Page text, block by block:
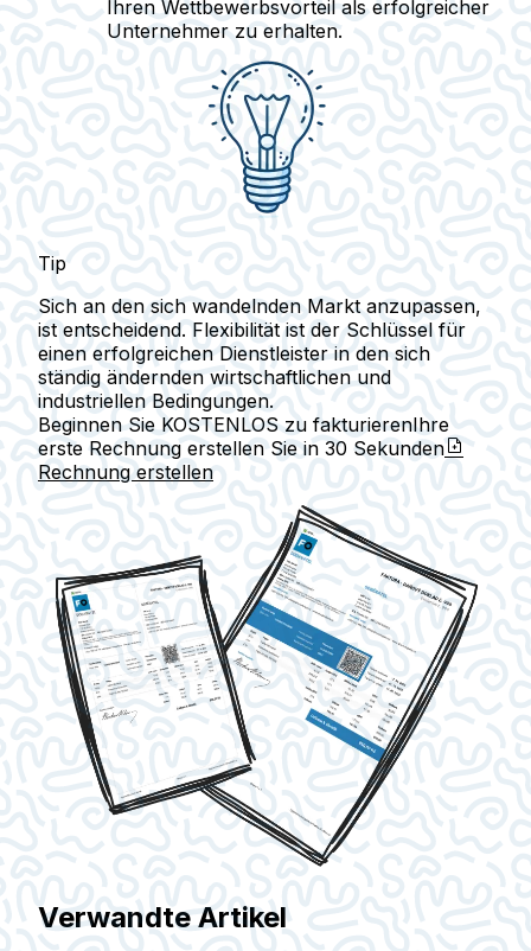
Ihren Wettbewerbsvorteil als erfolgreicher
Unternehmer zu erhalten.
Tip
Sich an den sich wandelnden Markt anzupassen,
ist entscheidend. Flexibilität ist der Schlüssel für
einen erfolgreichen Dienstleister in den sich
ständig ändernden wirtschaftlichen und
industriellen Bedingungen.
Beginnen Sie KOSTENLOS zu fakturierenIhre
erste Rechnung erstellen Sie in 30 Sekunden
Rechnung erstellen
Verwandte Artikel